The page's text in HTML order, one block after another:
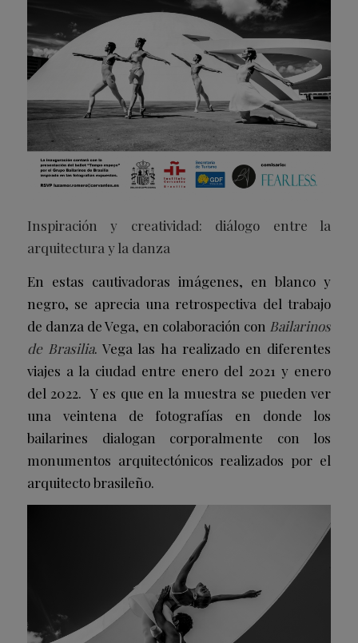
Inspiración y creatividad: diálogo entre la
arquitectura y la danza
En estas cautivadoras imágenes, en blanco y
negro, se aprecia una retrospectiva del trabajo
de danza de Vega, en colaboración con Bailarinos
de Brasilia. Vega las ha realizado en diferentes
viajes a la ciudad entre enero del 2021 y enero
del 2022. Y es que en la muestra se pueden ver
una veintena de fotografías en donde los
bailarines dialogan corporalmente con los
monumentos arquitectónicos realizados por el
arquitecto brasileño.